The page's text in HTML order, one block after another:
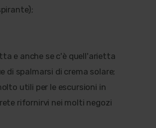
e anche se c'è quell'arietta
di spalmarsi di crema solare;
utili per le escursioni in
rifornirvi nei molti negozi